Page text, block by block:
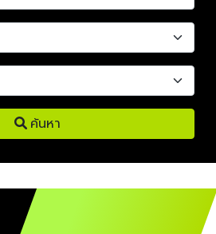
ค้นหา